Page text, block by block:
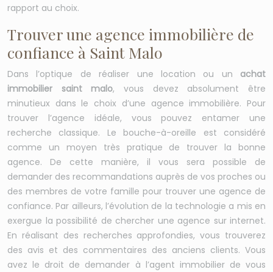
rapport au choix.
Trouver une agence immobilière de
confiance à Saint Malo
Dans l’optique de réaliser une location ou un achat
immobilier saint malo, vous devez absolument être
minutieux dans le choix d’une agence immobilière. Pour
trouver l’agence idéale, vous pouvez entamer une
recherche classique. Le bouche-à-oreille est considéré
comme un moyen très pratique de trouver la bonne
agence. De cette manière, il vous sera possible de
demander des recommandations auprès de vos proches ou
des membres de votre famille pour trouver une agence de
confiance. Par ailleurs, l’évolution de la technologie a mis en
exergue la possibilité de chercher une agence sur internet.
En réalisant des recherches approfondies, vous trouverez
des avis et des commentaires des anciens clients. Vous
avez le droit de demander à l’agent immobilier de vous